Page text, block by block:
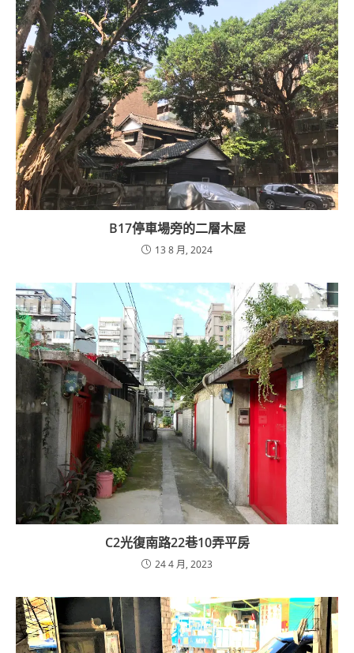
B17停車場旁的二層木屋
13 8 月, 2024
C2光復南路22巷10弄平房
24 4 月, 2023